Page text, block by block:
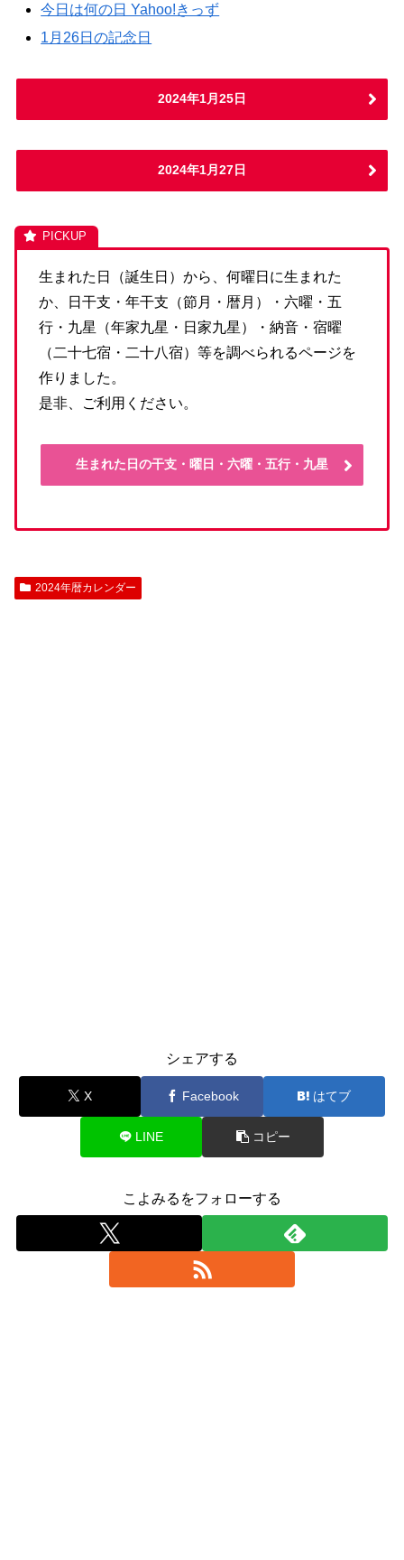
今日は何の日 Yahoo!きっず
1月26日の記念日
2024年1月25日
2024年1月27日
生まれた日（誕生日）から、何曜日に生まれた
か、日干支・年干支（節月・暦月）・六曜・五
行・九星（年家九星・日家九星）・納音・宿曜
（二十七宿・二十八宿）等を調べられるページを
作りました。
是非、ご利用ください。
生まれた日の干支・曜日・六曜・五行・九星
2024年暦カレンダー
シェアする
X Facebook はてブ
LINE コピー
こよみるをフォローする